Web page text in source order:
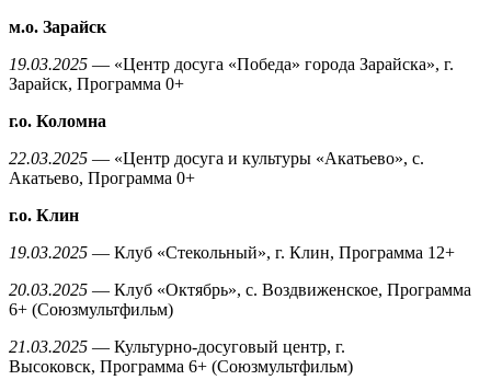
м.о. Зарайск
19.03.2025 — «Центр досуга «Победа» города Зарайска», г.
Зарайск, Программа 0+
г.о. Коломна
22.03.2025 — «Центр досуга и культуры «Акатьево», с.
Акатьево, Программа 0+
г.о. Клин
19.03.2025 — Клуб «Стекольный», г. Клин, Программа 12+
20.03.2025 — Клуб «Октябрь», с. Воздвиженское, Программа
6+ (Союзмультфильм)
21.03.2025 — Культурно-досуговый центр, г.
Высоковск, Программа 6+ (Союзмультфильм)